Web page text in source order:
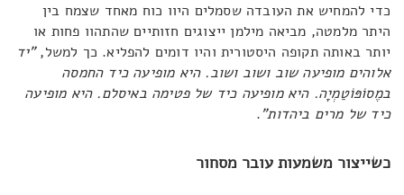
כדי להמחיש את העובדה שסמלים היוו כוח מאחד שצמח בין
היתר מלמטה, מביאה מילמן ייצוגים חזותיים שהתהוו פחות או
יותר באותה תקופה היסטורית והיו דומים להפליא. כך למשל,"יד
אלוהים מופיעה שוב ושוב ושוב. היא מופיעה כיד החמסה
במֶסוֹפּוֹטַמְיָה. היא מופיעה כיד של פטימה באיסלם. היא מופיעה
כיד של מרים ביהדות".
כשייצור משמעות עובר מסחור